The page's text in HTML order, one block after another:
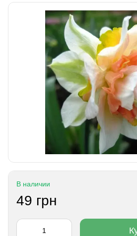
В наличии
49 грн